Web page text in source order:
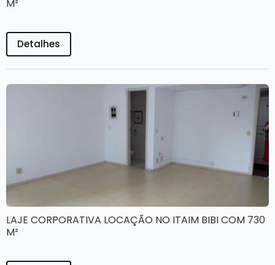
M²
Detalhes
LAJE CORPORATIVA LOCAÇÃO NO ITAIM BIBI COM 730
M²